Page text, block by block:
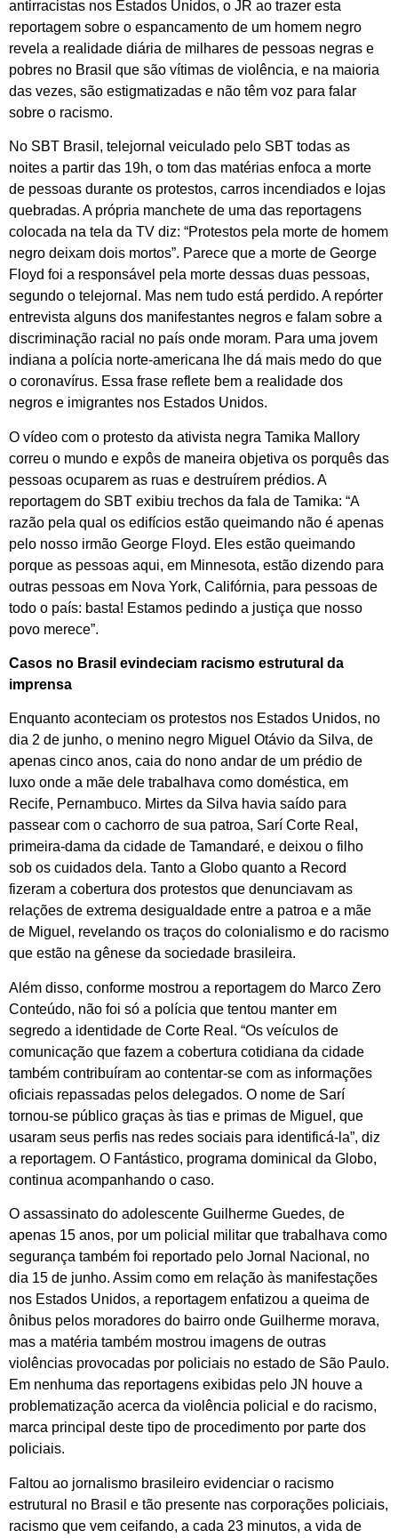
antirracistas nos Estados Unidos, o JR ao trazer esta
reportagem sobre o espancamento de um homem negro
revela a realidade diária de milhares de pessoas negras e
pobres no Brasil que são vítimas de violência, e na maioria
das vezes, são estigmatizadas e não têm voz para falar
sobre o racismo.
No SBT Brasil, telejornal veiculado pelo SBT todas as
noites a partir das 19h, o tom das matérias enfoca a morte
de pessoas durante os protestos, carros incendiados e lojas
quebradas. A própria manchete de uma das reportagens
colocada na tela da TV diz: “Protestos pela morte de homem
negro deixam dois mortos”. Parece que a morte de George
Floyd foi a responsável pela morte dessas duas pessoas,
segundo o telejornal. Mas nem tudo está perdido. A repórter
entrevista alguns dos manifestantes negros e falam sobre a
discriminação racial no país onde moram. Para uma jovem
indiana a polícia norte-americana lhe dá mais medo do que
o coronavírus. Essa frase reflete bem a realidade dos
negros e imigrantes nos Estados Unidos.
O vídeo com o protesto da ativista negra Tamika Mallory
correu o mundo e expôs de maneira objetiva os porquês das
pessoas ocuparem as ruas e destruírem prédios. A
reportagem do SBT exibiu trechos da fala de Tamika: “A
razão pela qual os edifícios estão queimando não é apenas
pelo nosso irmão George Floyd. Eles estão queimando
porque as pessoas aqui, em Minnesota, estão dizendo para
outras pessoas em Nova York, Califórnia, para pessoas de
todo o país: basta! Estamos pedindo a justiça que nosso
povo merece”.
Casos no Brasil evindeciam racismo estrutural da
imprensa
Enquanto aconteciam os protestos nos Estados Unidos, no
dia 2 de junho, o menino negro Miguel Otávio da Silva, de
apenas cinco anos, caia do nono andar de um prédio de
luxo onde a mãe dele trabalhava como doméstica, em
Recife, Pernambuco. Mirtes da Silva havia saído para
passear com o cachorro de sua patroa, Sarí Corte Real,
primeira-dama da cidade de Tamandaré, e deixou o filho
sob os cuidados dela. Tanto a Globo quanto a Record
fizeram a cobertura dos protestos que denunciavam as
relações de extrema desigualdade entre a patroa e a mãe
de Miguel, revelando os traços do colonialismo e do racismo
que estão na gênese da sociedade brasileira.
Além disso, conforme mostrou a reportagem do Marco Zero
Conteúdo, não foi só a polícia que tentou manter em
segredo a identidade de Corte Real. “Os veículos de
comunicação que fazem a cobertura cotidiana da cidade
também contribuíram ao contentar-se com as informações
oficiais repassadas pelos delegados. O nome de Sarí
tornou-se público graças às tias e primas de Miguel, que
usaram seus perfis nas redes sociais para identificá-la”, diz
a reportagem. O Fantástico, programa dominical da Globo,
continua acompanhando o caso.
O assassinato do adolescente Guilherme Guedes, de
apenas 15 anos, por um policial militar que trabalhava como
segurança também foi reportado pelo Jornal Nacional, no
dia 15 de junho. Assim como em relação às manifestações
nos Estados Unidos, a reportagem enfatizou a queima de
ônibus pelos moradores do bairro onde Guilherme morava,
mas a matéria também mostrou imagens de outras
violências provocadas por policiais no estado de São Paulo.
Em nenhuma das reportagens exibidas pelo JN houve a
problematização acerca da violência policial e do racismo,
marca principal deste tipo de procedimento por parte dos
policiais.
Faltou ao jornalismo brasileiro evidenciar o racismo
estrutural no Brasil e tão presente nas corporações policiais,
racismo que vem ceifando, a cada 23 minutos, a vida de